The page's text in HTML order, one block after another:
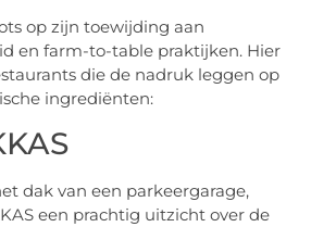
op zijn toewijding aan
en farm-to-table praktijken. Hier
die de nadruk leggen op
ingrediënten:
dak van een parkeergarage,
een prachtig uitzicht over de